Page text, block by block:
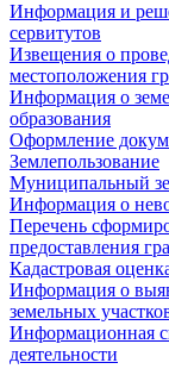
Информация и
сервитутов
Извещения о
местоположения
Информация о
образования
Оформление
Землепользование
Муниципальный
Информация о
Перечень
предоставления
Кадастровая
Информация о
земельных
Информационная
деятельности